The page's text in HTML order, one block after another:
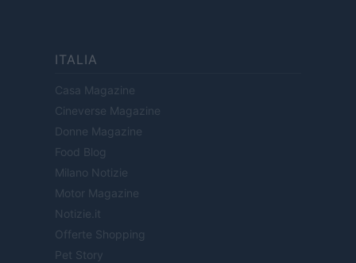
ITALIA
Casa Magazine
Cineverse Magazine
Donne Magazine
Food Blog
Milano Notizie
Motor Magazine
Notizie.it
Offerte Shopping
Pet Story